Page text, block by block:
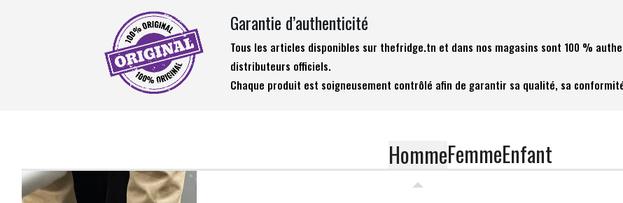
Garantie d’authenticité
Tous les articles disponibles sur thefridge.tn et dans nos magasins sont 100 %
distributeurs officiels.
Chaque produit est soigneusement contrôlé afin de garantir sa qualité, sa
HommeFemmeEnfant